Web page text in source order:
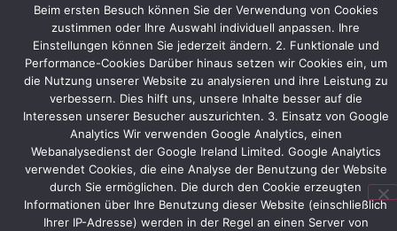
schon
erwähnt
Maschinen
aus
dem
Bereich
Einblasdämmung
auf
dem
Stand
Beim ersten Besuch können Sie der Verwendung von Cookies
zustimmen oder Ihre Auswahl individuell anpassen. Ihre
Einstellungen können Sie jederzeit ändern. 2. Funktionale und
Performance-Cookies Darüber hinaus setzen wir Cookies ein, um
die Nutzung unserer Website zu analysieren und ihre Leistung zu
verbessern. Dies hilft uns, unsere Inhalte besser auf die
Interessen unserer Besucher auszurichten. 3. Einsatz von Google
Analytics Wir verwenden Google Analytics, einen
Webanalysedienst der Google Ireland Limited. Google Analytics
verwendet Cookies, die eine Analyse der Benutzung der Website
durch Sie ermöglichen. Die durch den Cookie erzeugten
Informationen über Ihre Benutzung dieser Website (einschließlich
Ihrer IP-Adresse) werden in der Regel an einen Server von